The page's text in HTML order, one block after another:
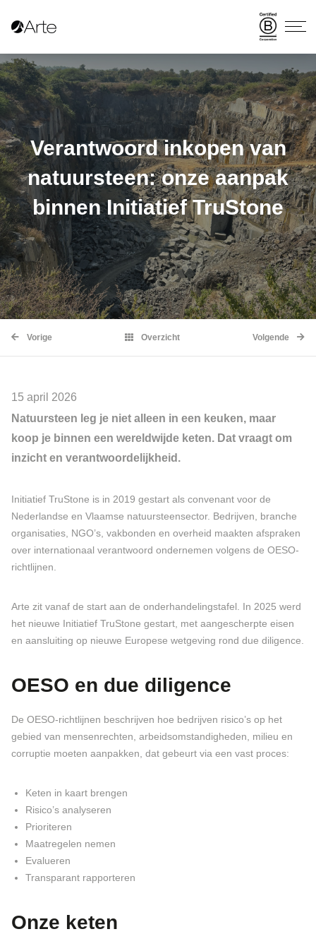
Verantwoord inkopen van
natuursteen: onze aanpak
binnen Initiatief TruStone
Vorige Overzicht Volgende
15 april 2026
Natuursteen leg je niet alleen in een keuken, maar
koop je binnen een wereldwijde keten. Dat vraagt om
inzicht en verantwoordelijkheid.
Initiatief TruStone is in 2019 gestart als convenant voor de
Nederlandse en Vlaamse natuursteensector. Bedrijven, branche
organisaties, NGO’s, vakbonden en overheid maakten afspraken
over internationaal verantwoord ondernemen volgens de OESO-
richtlijnen.
Arte zit vanaf de start aan de onderhandelingstafel. In 2025 werd
het nieuwe Initiatief TruStone gestart, met aangescherpte eisen
en aansluiting op nieuwe Europese wetgeving rond due diligence.
OESO en due diligence
De OESO-richtlijnen beschrijven hoe bedrijven risico’s op het
gebied van mensenrechten, arbeidsomstandigheden, milieu en
corruptie moeten aanpakken, dat gebeurt via een vast proces:
Keten in kaart brengen
Risico’s analyseren
Prioriteren
Maatregelen nemen
Evalueren
Transparant rapporteren
Onze keten